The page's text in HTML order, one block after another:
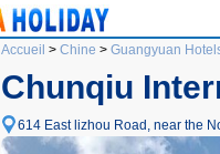
Accueil > Chine > Guangyuan
Chunqiu
614 East lizhou Road, near the